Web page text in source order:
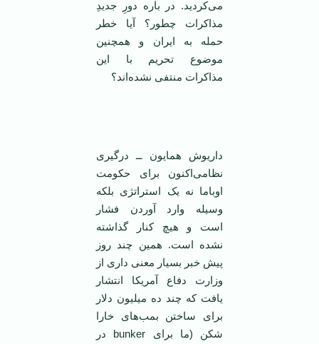
می‌کردید. در باره دورِ جدیدِ
مذاکرات چطور؟ آیا خطر
حمله به ایران و همچنین
موضوع تحریم با این
مذاکرات منتفی نشده‌اند؟
داریوش همایون ــ درگیری
نظامی‌اکنون برای حکومت
اوباما نه یک استراتژی بلکه
وسیله وارد آوردن فشار
است و هیچ کنار گذاشته
نشده است. همین چند روز
پیش خبر بسیار معنی داری از
وزارت دفاع آمریکا انتشار
یافت که چند ده میلیون دلار
برای ساختن بمب‌های خارا
شکن (ما برای bunker در